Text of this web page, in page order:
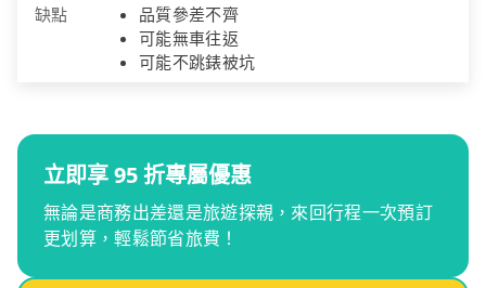
缺點
品質參差不齊
可能無車往返
可能不跳錶被坑
立即享 95 折專屬優惠
無論是商務出差還是旅遊探親，來回行程一次預訂
更划算，輕鬆節省旅費！